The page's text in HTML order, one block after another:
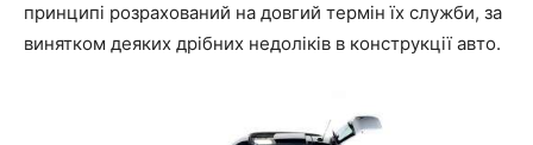
принципі розрахований на довгий термін їх служби, за
винятком деяких дрібних недоліків в конструкції авто.